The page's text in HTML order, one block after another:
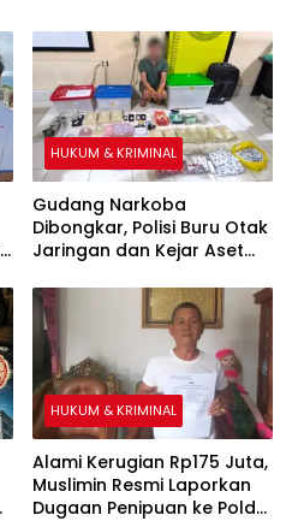
HUKUM & KRIMINAL
Gudang Narkoba
Dibongkar, Polisi Buru Otak
Jaringan dan Kejar Aset
HUKUM & KRIMINAL
Alami Kerugian Rp175 Juta,
Muslimin Resmi Laporkan
Dugaan Penipuan ke Polda